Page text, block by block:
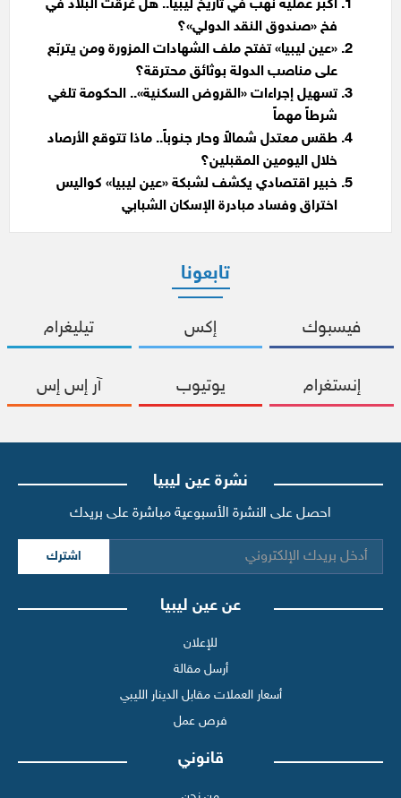
أكبر عملية نهب في تاريخ ليبيا.. هل غرقت البلاد في
فخ «صندوق النقد الدولي»؟
«عين ليبيا» تفتح ملف الشهادات المزورة ومن يتربّع
على مناصب الدولة بوثائق محترقة؟
تسهيل إجراءات «القروض السكنية».. الحكومة تلغي
شرطاً مهماً
طقس معتدل شمالاً وحار جنوباً.. ماذا تتوقع الأرصاد
خلال اليومين المقبلين؟
خبير اقتصادي يكشف لشبكة «عين ليبيا» كواليس
اختراق وفساد مبادرة الإسكان الشبابي
تابعونا
فيسبوك إكس تيليغرام
إنستغرام يوتيوب آر إس إس
نشرة عين ليبيا
احصل على النشرة الأسبوعية مباشرة على بريدك
اشترك
عن عين ليبيا
للإعلان
أرسل مقالة
أسعار العملات مقابل الدينار الليبي
فرص عمل
قانوني